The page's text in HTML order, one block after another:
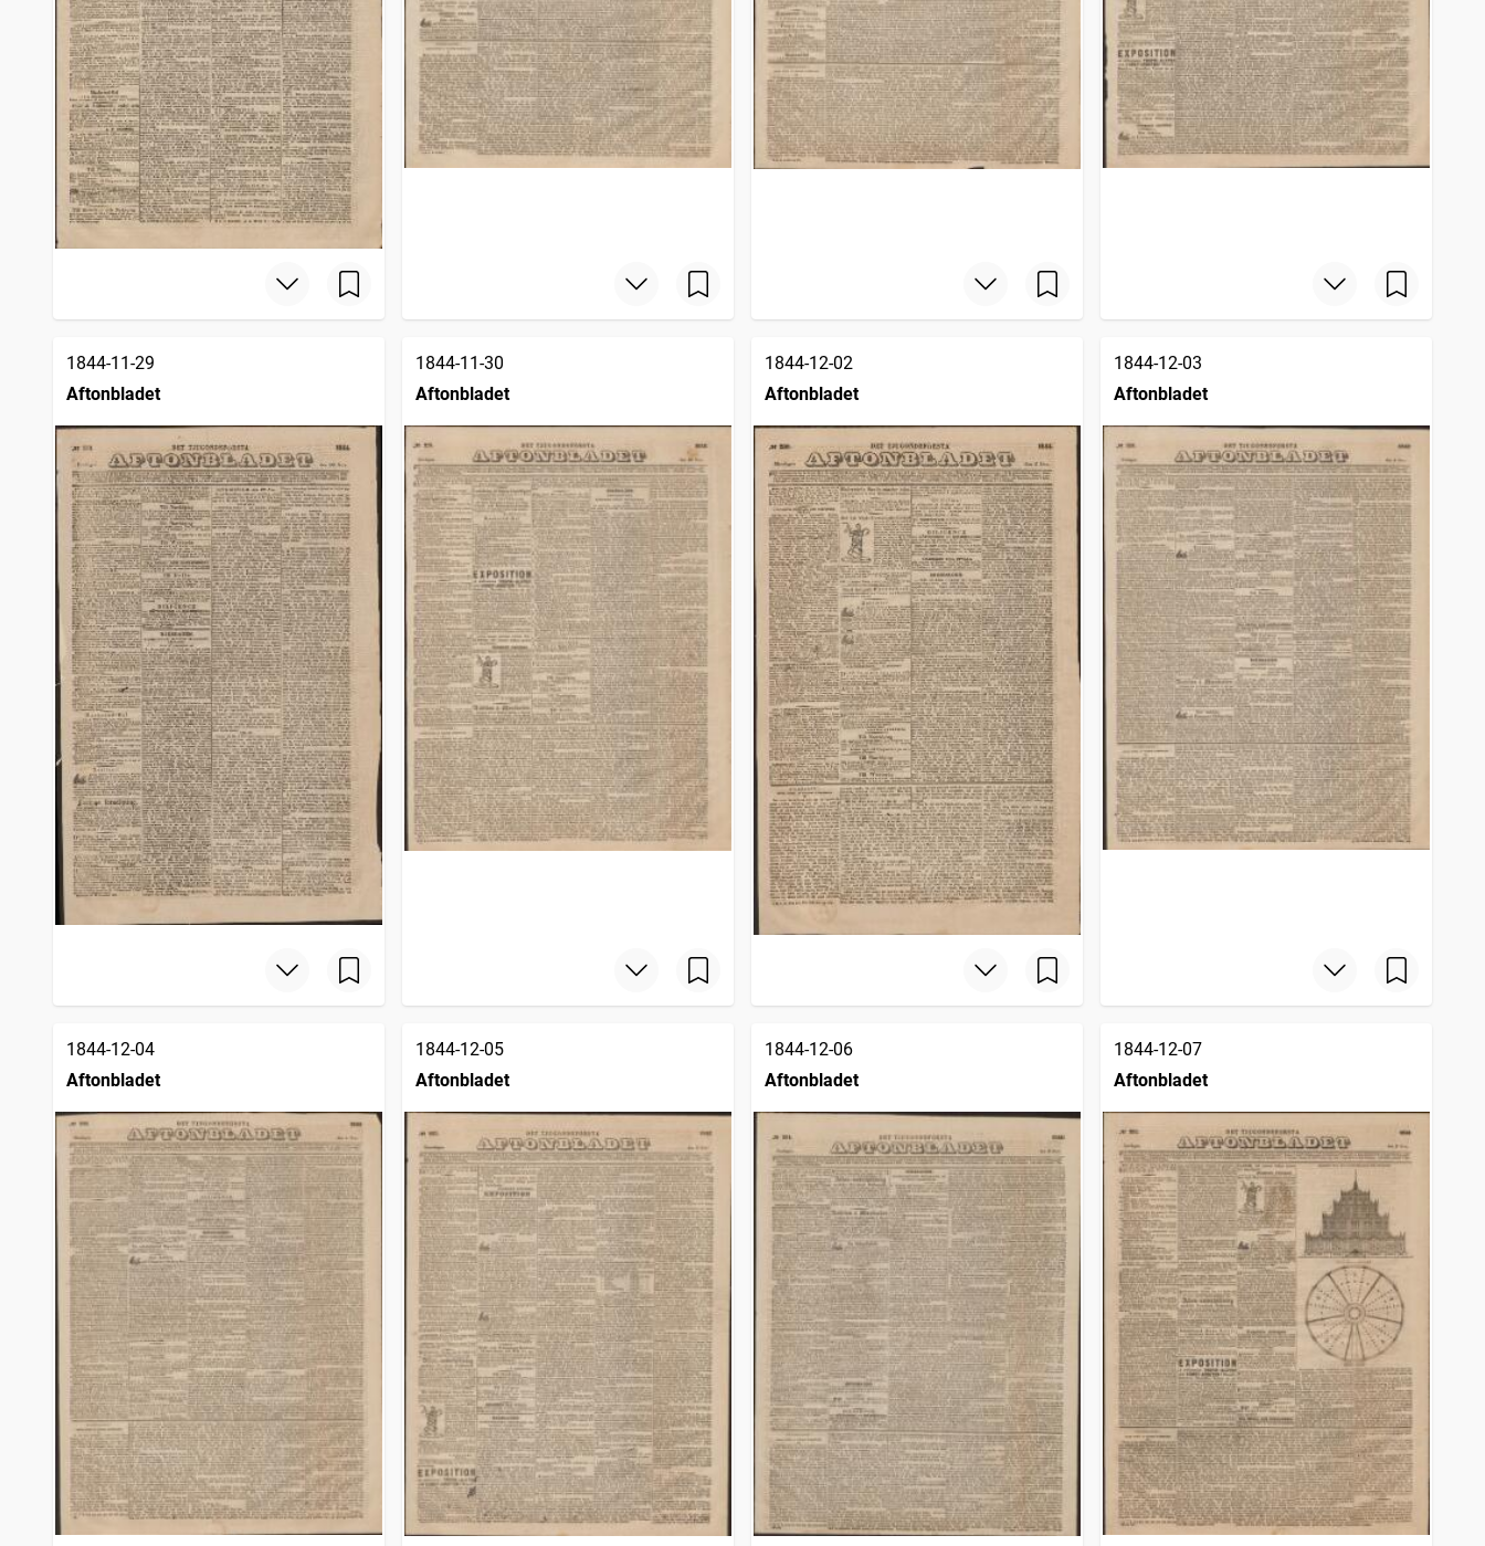
1844-11-29
Aftonbladet
1844-11-30
Aftonbladet
1844-12-02
Aftonbladet
1844-12-03
Aftonbladet
1844-12-04
Aftonbladet
1844-12-05
Aftonbladet
1844-12-06
Aftonbladet
1844-12-07
Aftonbladet